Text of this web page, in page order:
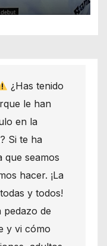
¿Has tenido
le han
en la
Si te ha
que seamos
hacer. ¡La
y todos!
de
y vi cómo